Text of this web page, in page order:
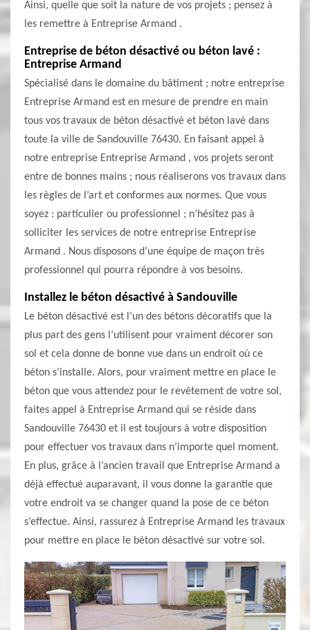
Ainsi, quelle que soit la nature de vos projets ; pensez à
les remettre à Entreprise Armand .
Entreprise de béton désactivé ou béton lavé :
Entreprise Armand
Spécialisé dans le domaine du bâtiment ; notre entreprise
Entreprise Armand est en mesure de prendre en main
tous vos travaux de béton désactivé et béton lavé dans
toute la ville de Sandouville 76430. En faisant appel à
notre entreprise Entreprise Armand , vos projets seront
entre de bonnes mains ; nous réaliserons vos travaux dans
les règles de l’art et conformes aux normes. Que vous
soyez : particulier ou professionnel ; n’hésitez pas à
solliciter les services de notre entreprise Entreprise
Armand . Nous disposons d’une équipe de maçon très
professionnel qui pourra répondre à vos besoins.
Installez le béton désactivé à Sandouville
Le béton désactivé est l’un des bétons décoratifs que la
plus part des gens l’utilisent pour vraiment décorer son
sol et cela donne de bonne vue dans un endroit où ce
béton s’installe. Alors, pour vraiment mettre en place le
béton que vous attendez pour le revêtement de votre sol,
faites appel à Entreprise Armand qui se réside dans
Sandouville 76430 et il est toujours à votre disposition
pour effectuer vos travaux dans n’importe quel moment.
En plus, grâce à l’ancien travail que Entreprise Armand a
déjà effectué auparavant, il vous donne la garantie que
votre endroit va se changer quand la pose de ce béton
s’effectue. Ainsi, rassurez à Entreprise Armand les travaux
pour mettre en place le béton désactivé sur votre sol.